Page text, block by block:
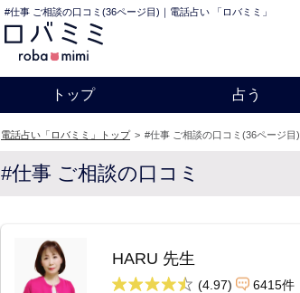
#仕事 ご相談の口コミ(36ページ目)｜電話占い 「ロバミミ」
トップ 占う
電話占い「ロバミミ」トップ > #仕事 ご相談の口コミ(36ページ目)
#仕事 ご相談の口コミ
HARU 先生
(4.97) 6415件